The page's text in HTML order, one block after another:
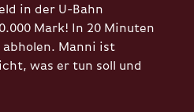
in der U-Bahn
Mark! In 20 Minuten
abholen. Manni ist
was er tun soll und